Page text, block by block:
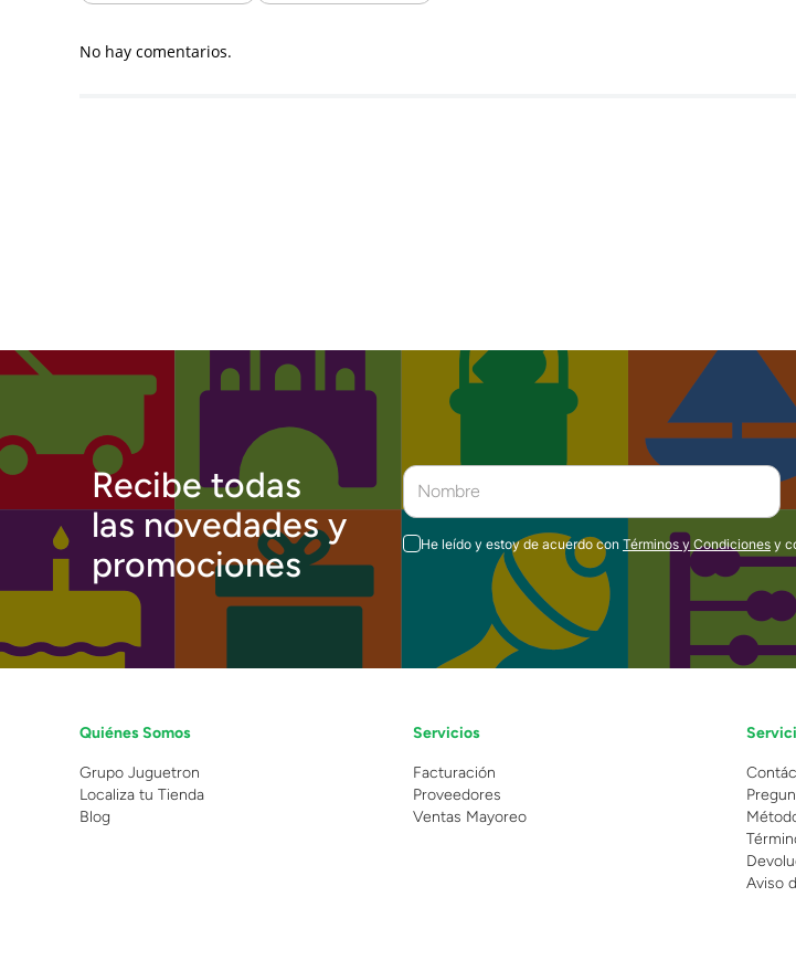
No hay comentarios.
Recibe todas
las novedades y
promociones
He leído y estoy de acuerdo con Términos y Condiciones y
Quiénes Somos
Grupo Juguetron
Localiza tu Tienda
Blog
Servicios
Facturación
Proveedores
Ventas Mayoreo
Aviso